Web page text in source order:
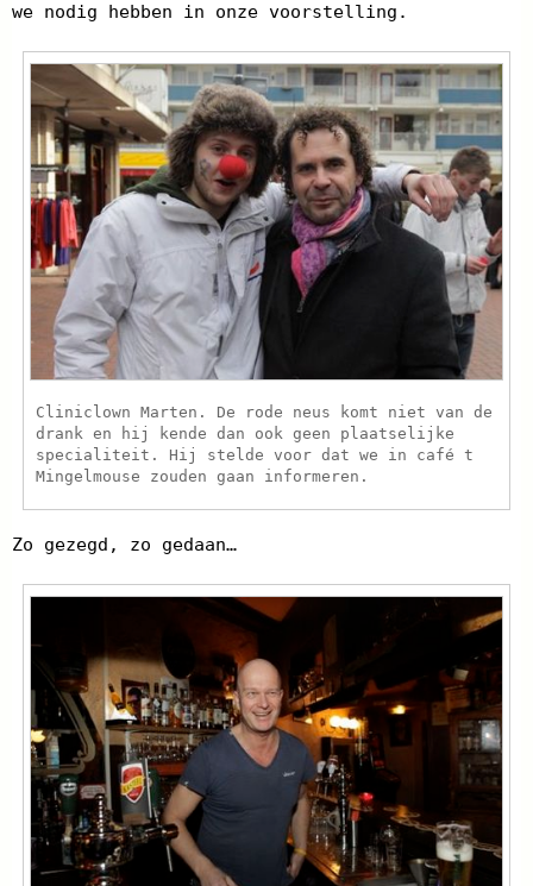
we nodig hebben in onze voorstelling.
Cliniclown Marten. De rode neus komt niet van de
drank en hij kende dan ook geen plaatselijke
specialiteit. Hij stelde voor dat we in café t
Mingelmouse zouden gaan informeren.
Zo gezegd, zo gedaan…